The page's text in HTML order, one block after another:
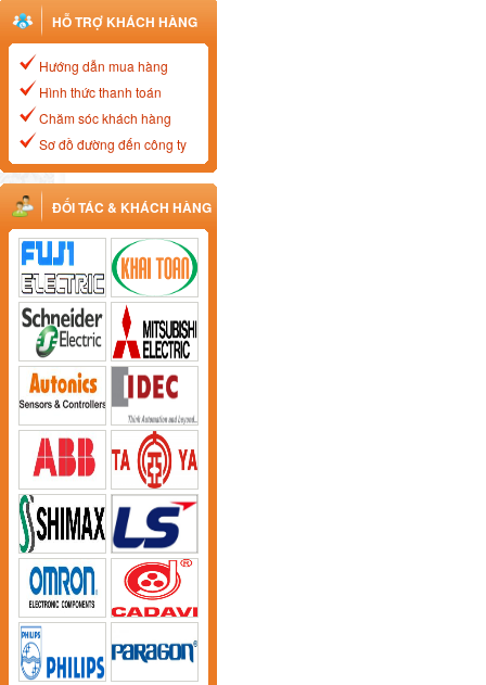
HỖ TRỢ KHÁCH HÀNG
Hướng dẫn mua hàng
Hình thức thanh toán
Chăm sóc khách hàng
Sơ đồ đường đến công ty
ĐỐI TÁC & KHÁCH HÀNG